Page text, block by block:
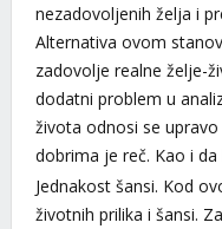
nezadovoljenih želja i
Alternativa ovom
zadovolje realne želje-
dodatni problem u
života odnosi se
dobrima je reč. Kao i
Jednakost šansi. Kod
životnih prilika i šansi.